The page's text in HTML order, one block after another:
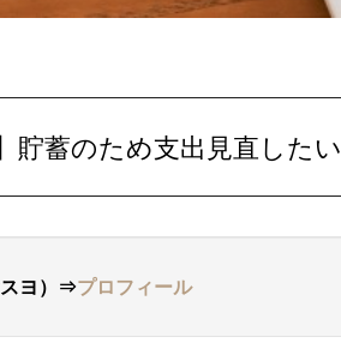
貯蓄のため支出見直したい
ヨ ）⇒プロフィール